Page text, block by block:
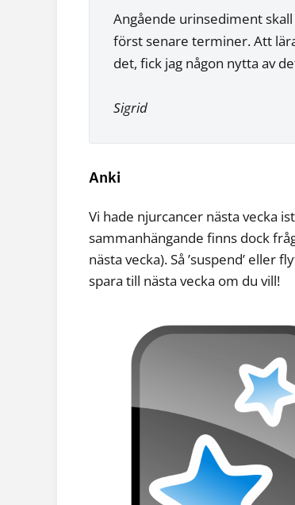
Angående urinsediment
först senare terminer. Att
det, fick jag någon nytta av
Sigrid
Anki
Vi hade njurcancer nästa vecka
sammanhängande finns dock
nästa vecka). Så ’suspend’
spara till nästa vecka om du vill!